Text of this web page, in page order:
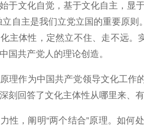
文化自觉，基于文化自主，显于
立自主是我们立党立国的重要原
主体性，定然立不住、走不远
国共产党人的理论创造。
作为中国共产党领导文化工作的
刻回答了文化主体性从哪里来、
，阐明“两个结合”原理。如何